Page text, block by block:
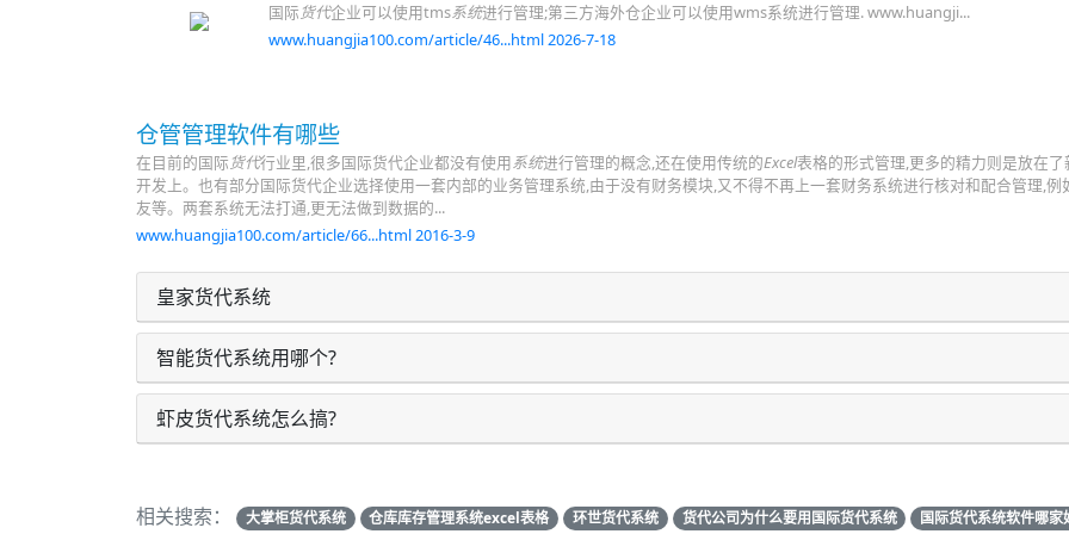
国际 货代企业可以使用tms系统进行管理;第三方海外仓企业可以使用wms系统进行管理. www.huangji...
www.huangjia100.com/article/46...html 2026-7-18
仓管管理软件有哪些
在目前的国际 货代行业里,很多国际货代企业都没有使用系统进行管理的概念,还在使用传统的Excel表格的形式管理,更多的精力则是放在了
开发上。也有部分国际货代企业选择使用一套内部的业务管理系统,由于没有财务模块,又不得不再上一套财务系统进行核对和配合管理,例
友等。两套系统无法打通,更无法做到数据的...
www.huangjia100.com/article/66...html 2016-3-9
皇家货代系统
智能货代系统用哪个?
虾皮货代系统怎么搞?
相关搜索： 大掌柜货代系统 仓库库存管理系统excel表格 环世货代系统 货代公司为什么要用国际货代系统 国际货代系统软件哪家